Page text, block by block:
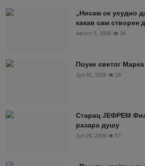
„Нисам се усудио
какав сам створен
Август 5, 2026 34
Поуке светог
Јул 31, 2026 19
Старац ЈЕФРЕМ
разара душу
Јул 26, 2026 57